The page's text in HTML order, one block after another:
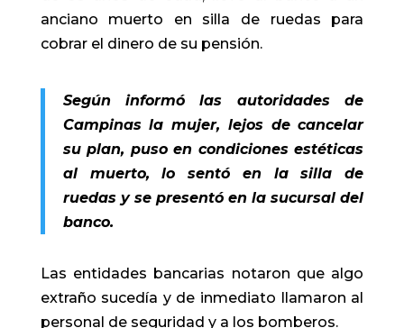
anciano muerto en silla de ruedas para
cobrar el dinero de su pensión.
Según informó las autoridades de
Campinas la mujer, lejos de cancelar
su plan, puso en condiciones estéticas
al muerto, lo sentó en la silla de
ruedas y se presentó en la sucursal del
banco.
Las entidades bancarias notaron que algo
extraño sucedía y de inmediato llamaron al
personal de seguridad y a los bomberos.